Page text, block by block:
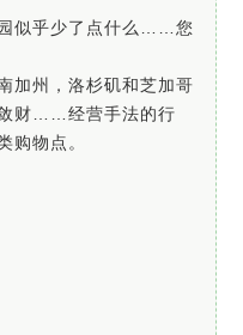
园似乎少了点什么……您
加州，洛杉矶和芝加哥
财……经营手法的行
购物点。